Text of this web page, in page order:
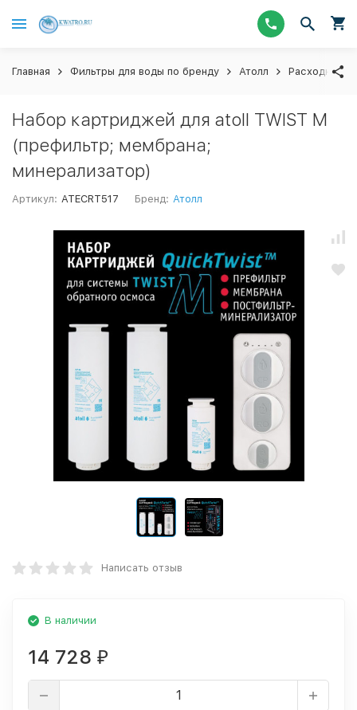
Главная Фильтры для воды по бренду Атолл Расходные
Набор картриджей для atoll TWIST M
(префильтр; мембрана;
минерализатор)
Артикул: ATECRT517 Бренд: Атолл
Написать отзыв
В наличии
14 728 ₽